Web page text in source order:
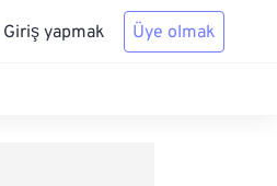
Giriş yapmak Üye olmak